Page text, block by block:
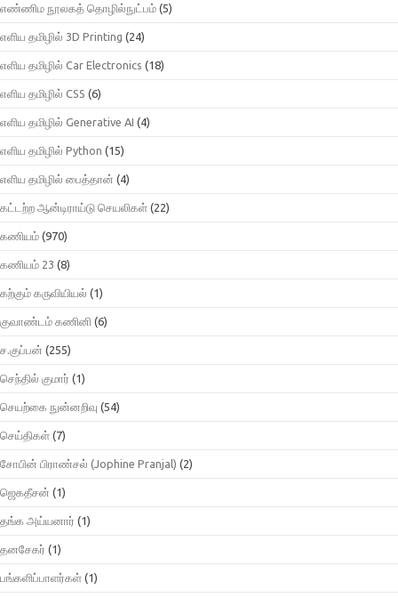
எண்ணிம நூலகத் தொழில்நுட்பம் (5)
எளிய தமிழில் 3D Printing (24)
எளிய தமிழில் Car Electronics (18)
எளிய தமிழில் CSS (6)
எளிய தமிழில் Generative AI (4)
எளிய தமிழில் Python (15)
எளிய தமிழில் பைத்தான் (4)
கட்டற்ற ஆன்டிராய்டு செயலிகள் (22)
கணியம் (970)
கணியம் 23 (8)
கற்கும் கருவியியல் (1)
குவாண்டம் கணினி (6)
ச.குப்பன் (255)
செந்தில் குமார் (1)
செயற்கை நுன்னறிவு (54)
செய்திகள் (7)
சோபின் பிராண்சல் (Jophine Pranjal) (2)
ஜெகதீசன் (1)
தங்க அய்யனார் (1)
தனசேகர் (1)
பங்களிப்பாளர்கள் (1)